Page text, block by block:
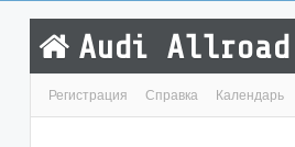
Audi
Регистрация Справка Календарь